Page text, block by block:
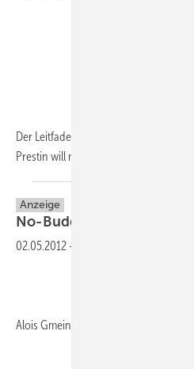
Der Leitfaden von Journalist Ron
Prestin will mittelständischen
Anzeige
No-Budget-Marketing
02.05.2012 -
Alois Gmeiner, 361 Seiten, ISBN 978-